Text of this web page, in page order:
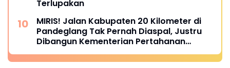
Terlupakan
MIRIS! Jalan Kabupaten 20 Kilometer di
Pandeglang Tak Pernah Diaspal, Justru
Dibangun Kementerian Pertahanan
Melalui TNI Warga: Puluhan Kali Ajukan
Perbaikan ke Pemda, Tak Pernah Digubris